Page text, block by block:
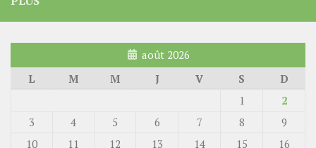
août 2026
L
M M J V S
D
1
2
3
4 5 6 7 8
9
10
11 12 13 14 15
16